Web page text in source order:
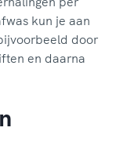
kun je aan
door
en daarna